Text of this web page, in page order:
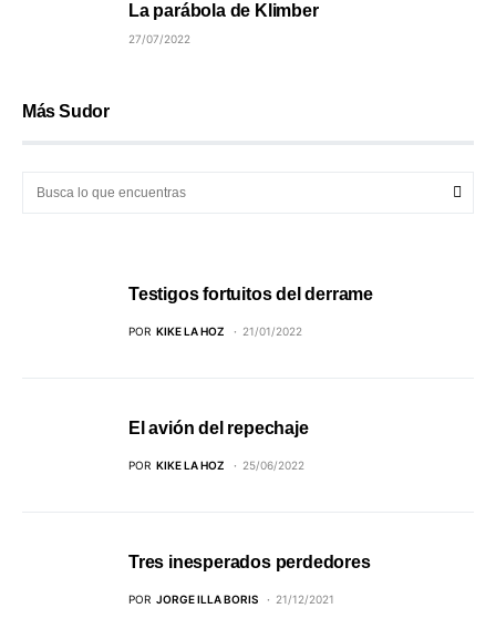
La parábola de Klimber
27/07/2022
Más Sudor
Testigos fortuitos del derrame
POR KIKE LA HOZ 21/01/2022
El avión del repechaje
POR KIKE LA HOZ 25/06/2022
Tres inesperados perdedores
POR JORGE ILLA BORIS 21/12/2021